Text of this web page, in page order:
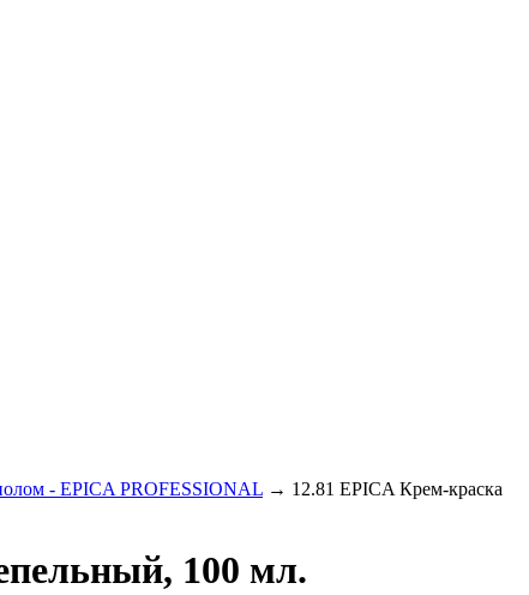
- EPICA PROFESSIONAL → 12.81 EPICA Крем-краска
100 мл.